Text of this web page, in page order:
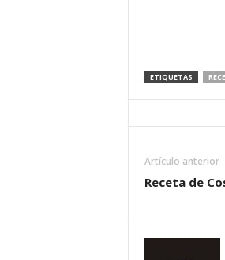
ETIQUETAS
Artículo anterior
Receta de